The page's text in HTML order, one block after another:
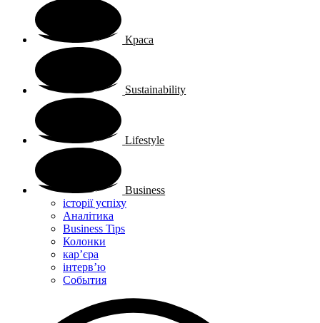
Краса
Sustainability
Lifestyle
Business
історії успіху
Аналітика
Business Tips
Колонки
кар’єра
інтерв’ю
Cобытия